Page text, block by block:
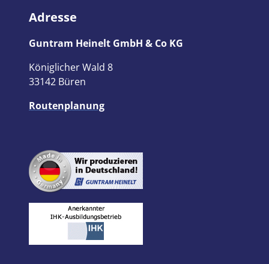
Adresse
Guntram Heinelt GmbH & Co KG
Königlicher Wald 8
33142 Büren
Routenplanung